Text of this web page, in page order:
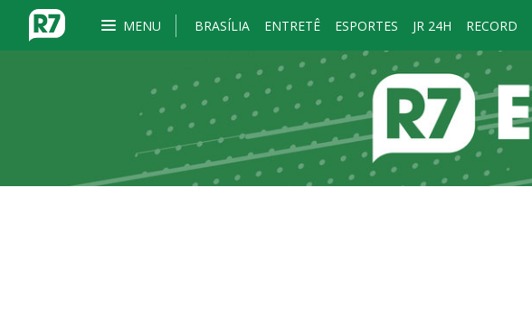
MENU BRASÍLIA ENTRETÊ ESPORTES JR 24H RECORD